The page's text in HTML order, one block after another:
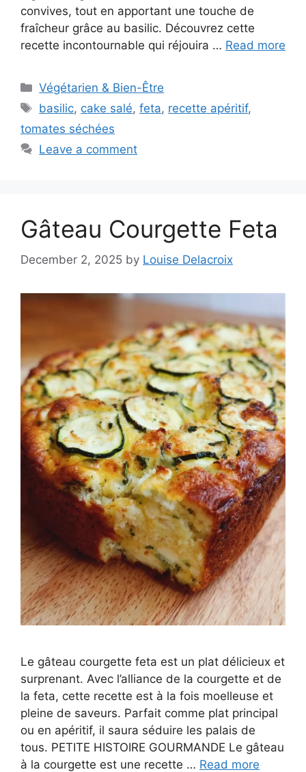
convives, tout en apportant une touche de
fraîcheur grâce au basilic. Découvrez cette
recette incontournable qui réjouira … Read more
Categories
Végétarien & Bien-Être
Tags
basilic, cake salé,feta, recette apéritif,
tomates séchées
Leave a comment
Gâteau Courgette Feta
December 2, 2025 by Louise Delacroix
Le gâteau courgette feta est un plat délicieux et
surprenant. Avec l’alliance de la courgette et de
la feta, cette recette est à la fois moelleuse et
pleine de saveurs. Parfait comme plat principal
ou en apéritif, il saura séduire les palais de
tous. PETITE HISTOIRE GOURMANDE Le gâteau
à la courgette est une recette … Read more